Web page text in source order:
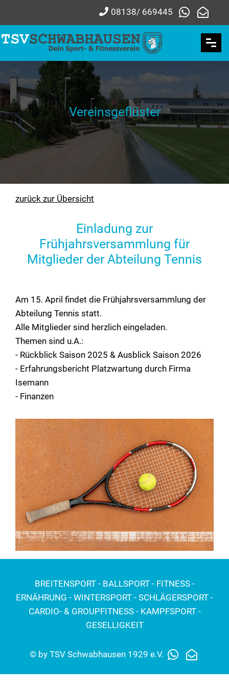
08138/ 669445
Vereinsgeflüster
zurück zur Übersicht
Einladung zur
Frühjahrsversammlung für
Mitglieder der Abteilung Tennis
Am 15. April findet die Frühjahrsversammlung der
Abteilung Tennis statt.
Alle Mitglieder sind herzlich eingeladen.
Themen sind u.A.:
- Rückblick Saison 2025 & Ausblick Saison 2026
- Erfahrungsbericht Platzwartung durch Firma
Isemann
- Finanzen
BREITENSPORT - BALLSPORT - FITNESS -
ERNÄHRUNG - WINTERSPORT - SCHLÄGERSPORT -
CARDIO- & GROUPFITNESS - KAMPFSPORT -
GESELLIGKEIT
© by TSV Schwabhausen 1929 e.V.